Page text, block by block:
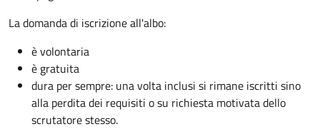
La domanda di iscrizione all'albo:
è volontaria
è gratuita
dura per sempre: una volta inclusi si rimane iscritti sino
alla perdita dei requisiti o su richiesta motivata dello
scrutatore stesso.